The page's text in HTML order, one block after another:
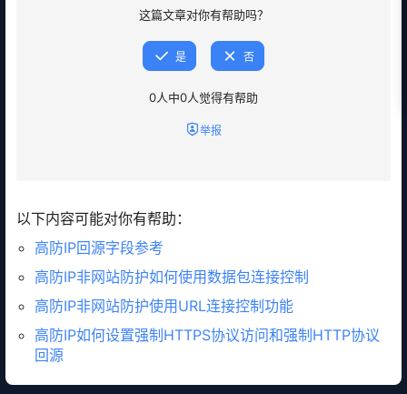
这篇文章对你有帮助吗？
是 否
0人中0人觉得有帮助
举报
以下内容可能对你有帮助：
高防IP回源字段参考
高防IP非网站防护如何使用数据包连接控制
高防IP非网站防护使用URL连接控制功能
高防IP如何设置强制HTTPS协议访问和强制HTTP协议
回源